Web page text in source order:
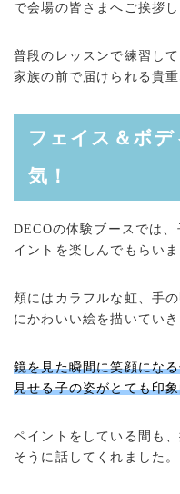
で会場の皆さまへご挨拶し
普段のレッスンで練習し
家族の前で届けられる貴
フェイス＆ボ
気！
DECOの体験ブースでは
イントを楽しんでもらいま
頬にはカラフルな虹、手
にかわいい絵を描いていき
鏡を見た瞬間に笑顔にな
見せる子の姿がとても印
ペイントをしている間も
そうに話してくれました。